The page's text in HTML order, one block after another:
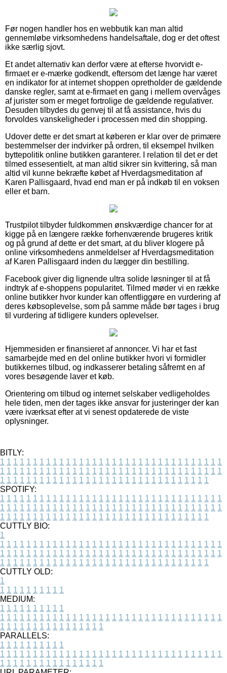
Før nogen handler hos en webbutik kan man altid
gennemløbe virksomhedens handelsaftale, dog er det oftest
ikke særlig sjovt.
Et andet alternativ kan derfor være at efterse hvorvidt e-
firmaet er e-mærke godkendt, eftersom det længe har været
en indikator for at internet shoppen opretholder de gældende
danske regler, samt at e-firmaet en gang i mellem overvåges
af jurister som er meget fortrolige de gældende regulativer.
Desuden tilbydes du genvej til at få assistance, hvis du
forvoldes vanskeligheder i processen med din shopping.
Udover dette er det smart at køberen er klar over de primære
bestemmelser der indvirker på ordren, til eksempel hvilken
byttepolitik online butikken garanterer. I relation til det er det
tilmed essesentielt, at man altid sikrer sin kvittering, så man
altid vil kunne bekræfte købet af Hverdagsmeditation af
Karen Pallisgaard, hvad end man er på indkøb til en voksen
eller et barn.
Trustpilot tilbyder fuldkommen ønskværdige chancer for at
kigge på en længere række forhenværende brugeres kritik
og på grund af dette er det smart, at du bliver klogere på
online virksomhedens anmeldelser af Hverdagsmeditation
af Karen Pallisgaard inden du lægger din bestilling.
Facebook giver dig lignende ultra solide løsninger til at få
indtryk af e-shoppens popularitet. Tilmed møder vi en række
online butikker hvor kunder kan offentliggøre en vurdering af
deres købsoplevelse, som på samme måde bør tages i brug
til vurdering af tidligere kunders oplevelser.
Hjemmesiden er finansieret af annoncer. Vi har et fast
samarbejde med en del online butikker hvori vi formidler
butikkernes tilbud, og indkasserer betaling såfremt en af
vores besøgende laver et køb.
Orientering om tilbud og internet selskaber vedligeholdes
hele tiden, men der tages ikke ansvar for justeringer der kan
være iværksat efter at vi senest opdaterede de viste
oplysninger.
BITLY:
1 1 1 1 1 1 1 1 1 1 1 1 1 1 1 1 1 1 1 1 1 1 1 1 1 1 1 1 1 1 1 1 1 1
1 1 1 1 1 1 1 1 1 1 1 1 1 1 1 1 1 1 1 1 1 1 1 1 1 1 1 1 1 1 1 1 1 1
1 1 1 1 1 1 1 1 1 1 1 1 1 1 1 1 1 1 1 1 1 1 1 1 1 1 1 1 1 1 1 1
SPOTIFY:
1 1 1 1 1 1 1 1 1 1 1 1 1 1 1 1 1 1 1 1 1 1 1 1 1 1 1 1 1 1 1 1 1 1
1 1 1 1 1 1 1 1 1 1 1 1 1 1 1 1 1 1 1 1 1 1 1 1 1 1 1 1 1 1 1 1 1 1
1 1 1 1 1 1 1 1 1 1 1 1 1 1 1 1 1 1 1 1 1 1 1 1 1 1 1 1 1 1 1 1
CUTTLY BIO:
1
1 1 1 1 1 1 1 1 1 1 1 1 1 1 1 1 1 1 1 1 1 1 1 1 1 1 1 1 1 1 1 1 1 1
1 1 1 1 1 1 1 1 1 1 1 1 1 1 1 1 1 1 1 1 1 1 1 1 1 1 1 1 1 1 1 1 1 1
1 1 1 1 1 1 1 1 1 1 1 1 1 1 1 1 1 1 1 1 1 1 1 1 1 1 1 1 1 1 1 1
CUTTLY OLD:
1
1 1 1 1 1 1 1 1 1 1
MEDIUM:
1 1 1 1 1 1 1 1 1 1
1 1 1 1 1 1 1 1 1 1 1 1 1 1 1 1 1 1 1 1 1 1 1 1 1 1 1 1 1 1 1 1 1 1
1 1 1 1 1 1 1 1 1 1 1 1 1 1 1 1
PARALLELS:
1 1 1 1 1 1 1 1 1 1
1 1 1 1 1 1 1 1 1 1 1 1 1 1 1 1 1 1 1 1 1 1 1 1 1 1 1 1 1 1 1 1 1 1
1 1 1 1 1 1 1 1 1 1 1 1 1 1 1 1